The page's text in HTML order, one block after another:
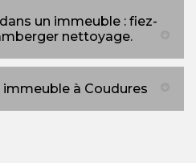
un immeuble : fiez-
nettoyage.
à Coudures